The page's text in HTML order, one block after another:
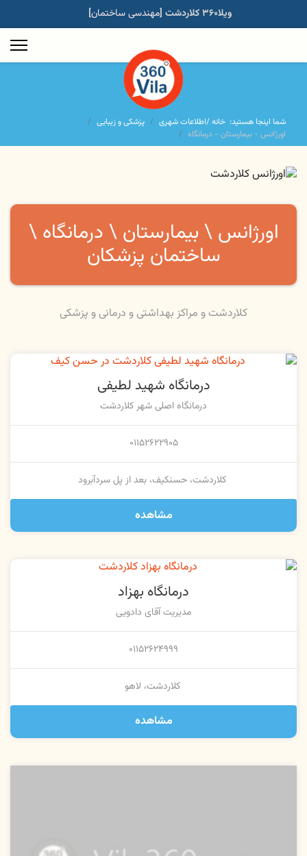
ویلا۳۶۰ کلاردشت [ مهندسی ساختمان]
شما اینجا هستید: خانه /اطلاعات شهری
پزشکی و زیبایی
اورژانس - بیمارستان - درمانگاه
اورژانس \ بیمارستان \ درمانگاه \
ساختمان پزشکان
کلاردشت و مراکز بهداشتی و درمانی و پزشکی
درمانگاه شهید لطیفی
درمانگاه اصلی شهر کلاردشت
۰۱۱۵۲۶۲۲۹۰۵
کلاردشت، حسنکیف، بعد از پل سردآبرود
مشاهده
درمانگاه بهزاد
مدیریت آقای دادویی
۰۱۱۵۲۶۲۴۹۹۹
کلاردشت، لاهو
مشاهده